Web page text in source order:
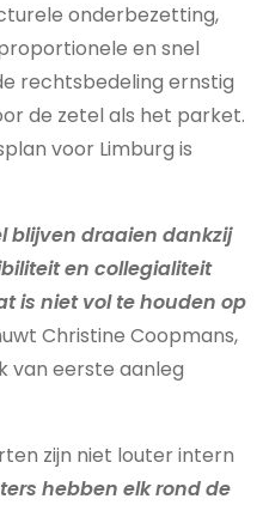
onderbezetting,
en snel
rechtsbedeling ernstig
de zetel als het parket.
voor Limburg is
blijven draaien dankzij
en collegialiteit
is niet vol te houden op
Christine Coopmans,
van eerste aanleg
zijn niet louter intern
hebben elk rond de